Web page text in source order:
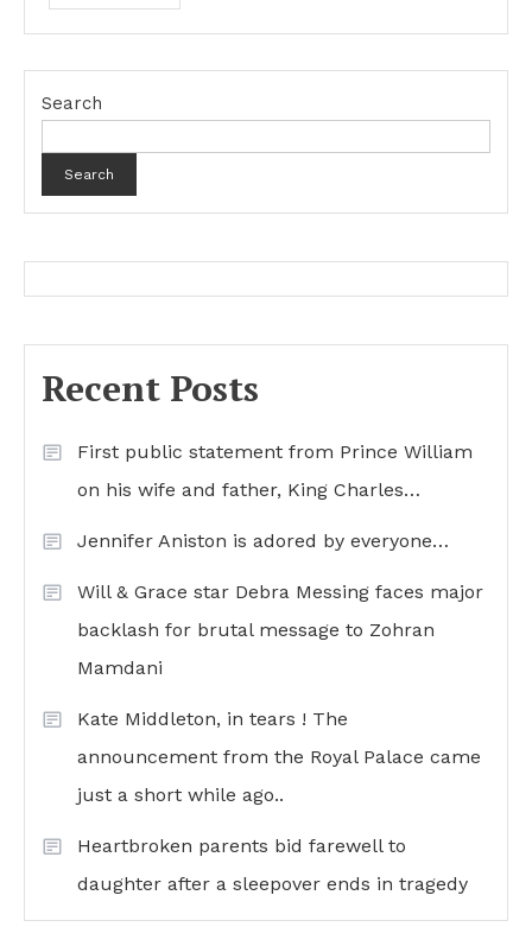
Search
Search
Recent Posts
First public statement from Prince William
on his wife and father, King Charles…
Jennifer Aniston is adored by everyone…
Will & Grace star Debra Messing faces major
backlash for brutal message to Zohran
Mamdani
Kate Middleton, in tears ! The
announcement from the Royal Palace came
just a short while ago..
Heartbroken parents bid farewell to
daughter after a sleepover ends in tragedy